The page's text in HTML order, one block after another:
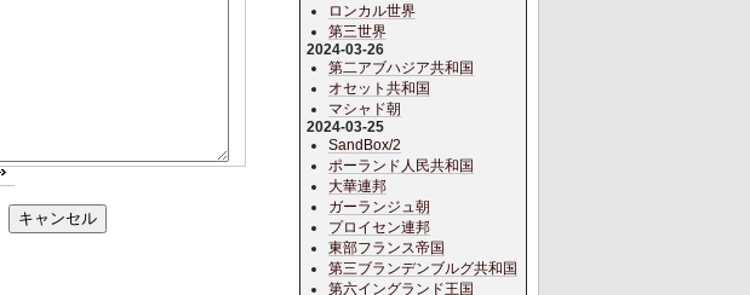
ロンカル世界
第三世界
2024-03-26
第二アブハジア共和国
オセット共和国
マシャド朝
2024-03-25
SandBox/2
ポーランド人民共和国
大華連邦
ガーランジュ朝
プロイセン連邦
東部フランス帝国
第三ブランデンブルグ共和国
第六イングランド王国